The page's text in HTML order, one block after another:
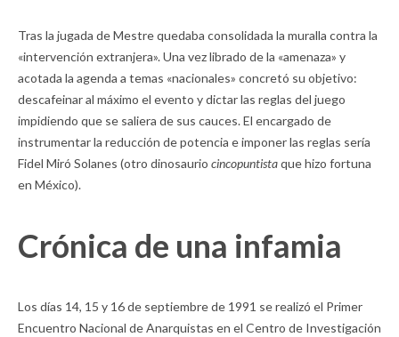
Tras la jugada de Mestre quedaba consolidada la muralla contra la
«intervención extranjera». Una vez librado de la «amenaza» y
acotada la agenda a temas «nacionales» concretó su objetivo:
descafeinar al máximo el evento y dictar las reglas del juego
impidiendo que se saliera de sus cauces. El encargado de
instrumentar la reducción de potencia e imponer las reglas sería
Fidel Miró Solanes (otro dinosaurio cincopuntistaque hizo fortuna
en México).
Crónica de una infamia
Los días 14, 15 y 16 de septiembre de 1991 se realizó el Primer
Encuentro Nacional de Anarquistas en el Centro de Investigación